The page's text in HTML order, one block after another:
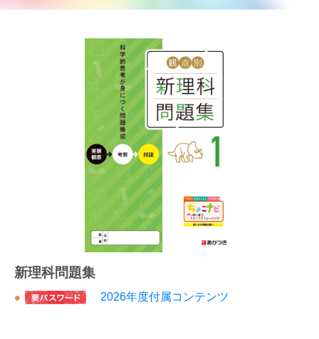
新理科問題集
2026年度付属コンテンツ